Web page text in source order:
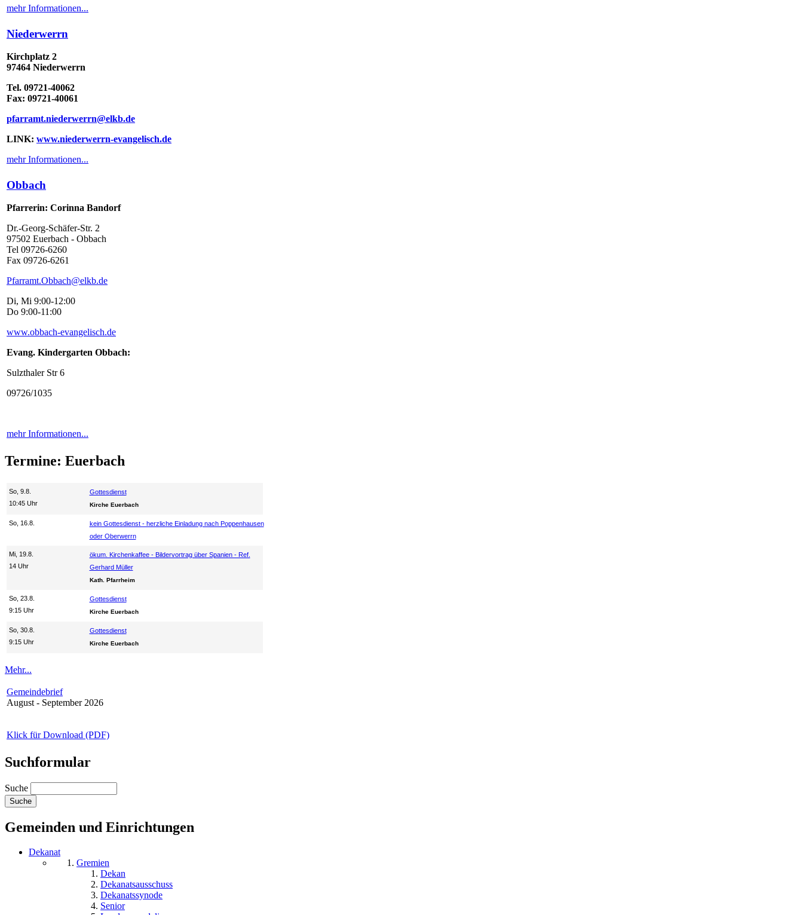
mehr Informationen...
Niederwerrn
Kirchplatz 2
97464 Niederwerrn
Tel. 09721-40062
Fax: 09721-40061
pfarramt.niederwerrn@elkb.de
LINK: www.niederwerrn-evangelisch.de
mehr Informationen...
Obbach
Pfarrerin: Corinna Bandorf
Dr.-Georg-Schäfer-Str. 2
97502 Euerbach - Obbach
Tel 09726-6260
Fax 09726-6261
Pfarramt.Obbach@elkb.de
Di, Mi 9:00-12:00
Do 9:00-11:00
www.obbach-evangelisch.de
Evang. Kindergarten Obbach:
Sulzthaler Str 6
09726/1035
mehr Informationen...
Termine: Euerbach
So, 9.8.
10:45 Uhr
Gottesdienst
Kirche Euerbach
So, 16.8.
kein Gottesdienst - herzliche Einladung nach Poppenhausen
oder Oberwerrn
Mi, 19.8.
14 Uhr
ökum. Kirchenkaffee - Bildervortrag über Spanien - Ref.
Gerhard Müller
Kath. Pfarrheim
So, 23.8.
9:15 Uhr
Gottesdienst
Kirche Euerbach
So, 30.8.
9:15 Uhr
Gottesdienst
Kirche Euerbach
Mehr...
Gemeindebrief
August - September 2026
Klick für Download (PDF)
Suchformular
Suche
Gemeinden und Einrichtungen
Dekanat
Gremien
Dekan
Dekanatsausschuss
Dekanatssynode
Senior